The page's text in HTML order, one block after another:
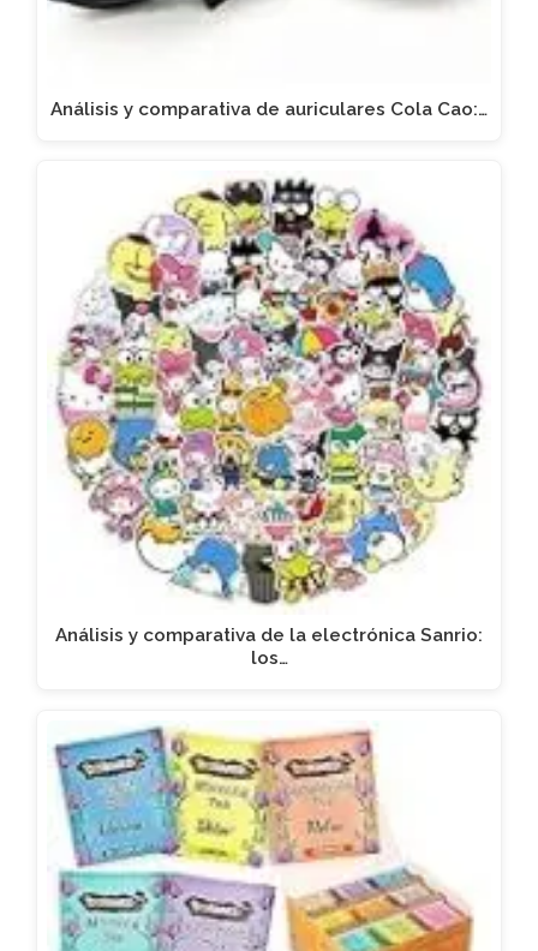
Análisis y comparativa de auriculares Cola Cao:…
Análisis y comparativa de la electrónica Sanrio:
los…